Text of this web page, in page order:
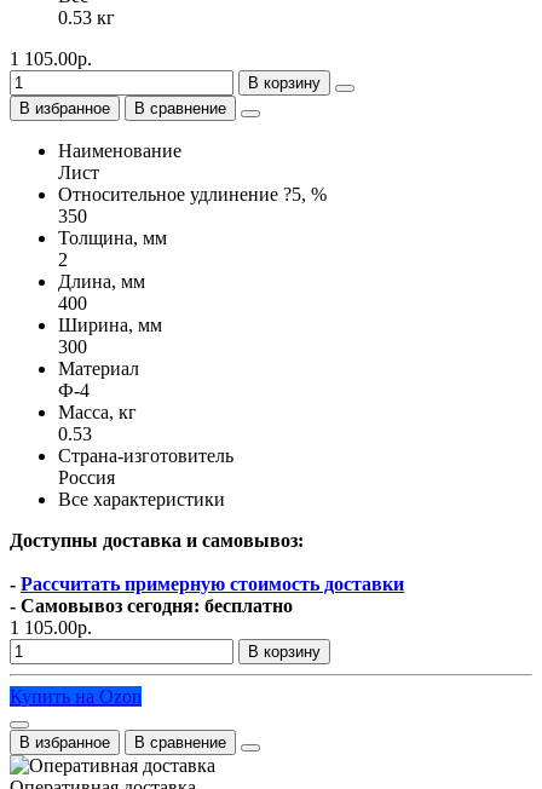
0.53 кг
1 105.00р.
В корзину
В избранное
В сравнение
Наименование
Лист
Относительное удлинение ?5, %
350
Толщина, мм
2
Длина, мм
400
Ширина, мм
300
Материал
Ф-4
Масса, кг
0.53
Страна-изготовитель
Россия
Все характеристики
Доступны доставка и самовывоз:
- Рассчитать примерную стоимость доставки
- Самовывоз сегодня: бесплатно
1 105.00р.
В корзину
Купить на Ozon
В избранное В сравнение